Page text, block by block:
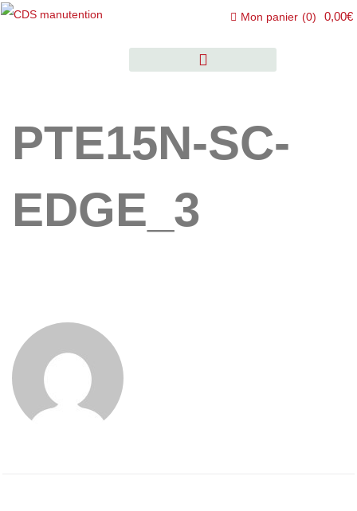
Mon panier (0) 0,00€
PTE15N-SC-
EDGE_3